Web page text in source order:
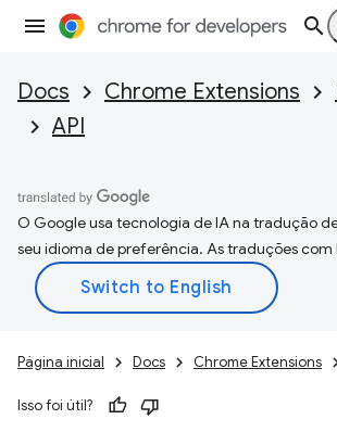
Docs Chrome Extensions
API
O Google usa tecnologia de IA na tradução
seu idioma de preferência. As traduções com
Página inicial Docs Chrome Extensions
Isso foi útil?